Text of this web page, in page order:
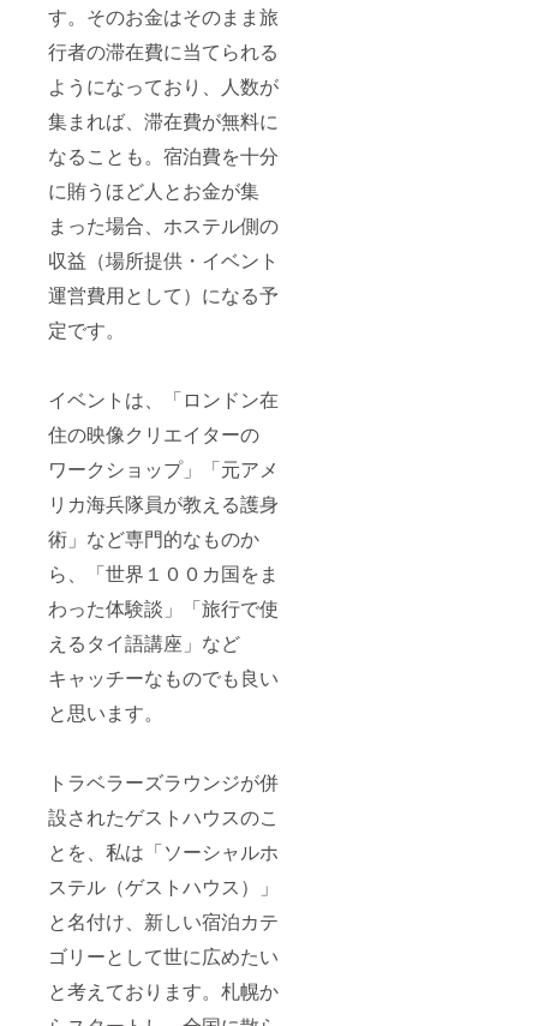
す。そのお金はそのまま旅
行者の滞在費に当てられる
ようになっており、人数が
集まれば、滞在費が無料に
なることも。宿泊費を十分
に賄うほど人とお金が集
まった場合、ホステル側の
収益（場所提供・イベント
運営費用として）になる予
定です。
イベントは、「ロンドン在
住の映像クリエイターの
ワークショップ」「元アメ
リカ海兵隊員が教える護身
術」など専門的なものか
ら、「世界１００カ国をま
わった体験談」「旅行で使
えるタイ語講座」など
キャッチーなものでも良い
と思います。
トラベラーズラウンジが併
設されたゲストハウスのこ
とを、私は「ソーシャルホ
ステル（ゲストハウス）」
と名付け、新しい宿泊カテ
ゴリーとして世に広めたい
と考えております。札幌か